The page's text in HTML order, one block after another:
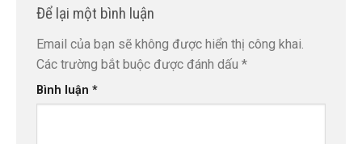
Để lại một bình luận
Email của bạn sẽ không được hiển thị công khai.
Các trường bắt buộc được đánh dấu *
Bình luận *